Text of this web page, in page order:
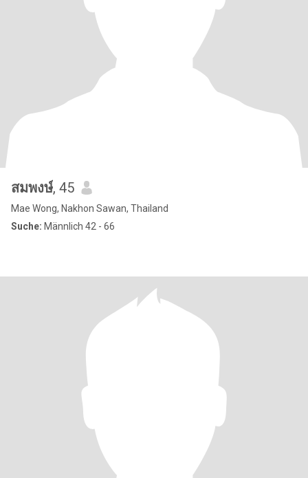
สมพงษ์, 45
Mae Wong, Nakhon Sawan, Thailand
Suche: Männlich 42 - 66